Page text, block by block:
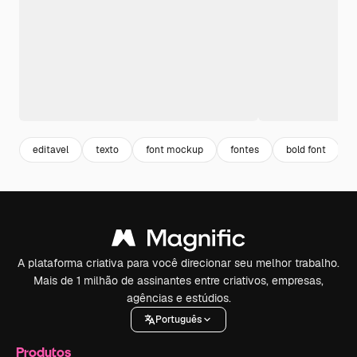
editavel texto font mockup fontes bold font
A plataforma criativa para você direcionar seu melhor trabalho.
Mais de 1 milhão de assinantes entre criativos, empresas,
agências e estúdios.
Português
Produtos